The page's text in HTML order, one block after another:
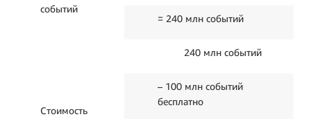
событий
= 240 млн событий
Стоимость
240 млн событий
– 100 млн событий
бесплатно